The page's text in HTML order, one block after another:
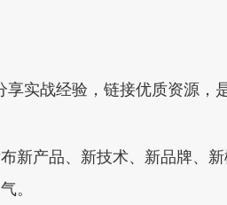
实战经验，链接优质资源，
新产品、新技术、新品牌、
。